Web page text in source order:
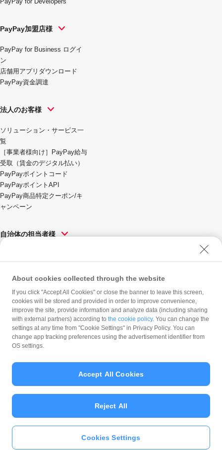
PayPay加盟店様
PayPay for Business ログイ
ン
店舗用アプリダウンロード
PayPay資金調達
法人のお客様
ソリューション・サービス一
覧
［事業者様向け］PayPay給与
受取（賃金のデジタル払い）
PayPayポイントコード
PayPayポイントAPI
PayPay商品特定クーポン/キ
ャンペーン
自治体の担当者様
PayPay株式会社
会社概要
プレスリリース
採用情報
Product Blog
PayPay Inside-Out
© PayPay Corporation
About cookies collected through the website
If you click "Accept All Cookies" or close the banner to leave this screen,
cookies will be stored and provided in order to improve convenience,
improve the site, provide information and analyze data (including sharing
with external partners) according to the cookie policy. You can change the
settings at any time from "Cookie Settings" in Privacy Policy. You can
change app tracking preferences using the advertisement identifier from
OS settings.
Cookies Settings
Reject All
Accept All Cookies